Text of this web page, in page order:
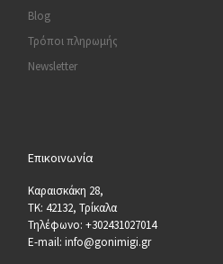
Blog
Τρόποι πληρωμής
Newsletter
Επικοινωνία
Καραισκάκη 28,
ΤΚ: 42132, Τρίκαλα
Τηλέφωνο: +302431027014
E-mail: info@gonimigi.gr